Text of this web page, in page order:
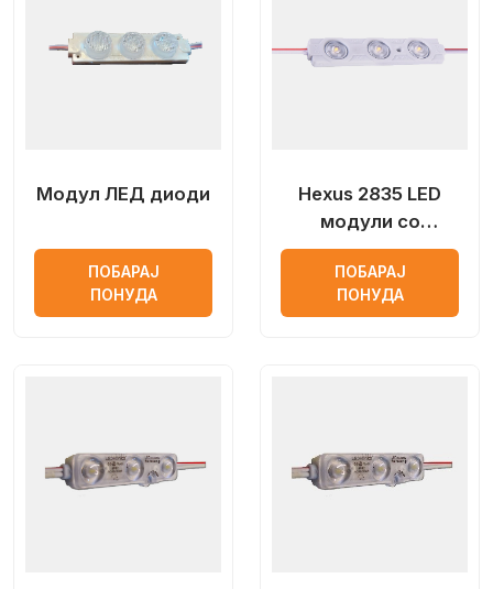
Модул ЛЕД диоди
ПОБАРАЈ
ПОНУДА
Hexus 2835 LED
модули со
оптички објектив
ПОБАРАЈ
ПОНУДА